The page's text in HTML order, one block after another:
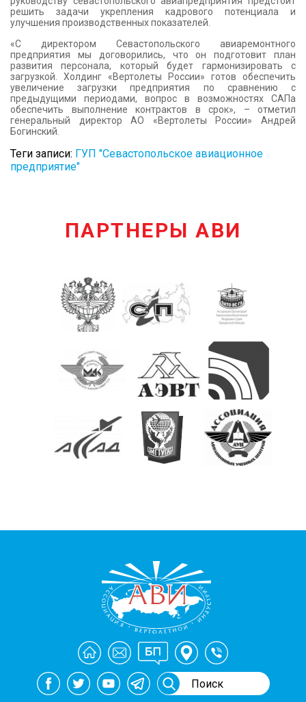
решить задачи укрепления кадрового потенциала и
улучшения производственных показателей.
«С директором Севастопольского авиаремонтного
предприятия мы договорились, что он подготовит план
развития персонала, который будет гармонизировать с
загрузкой. Холдинг «Вертолеты России» готов обеспечить
увеличение загрузки предприятия по сравнению с
предыдущими периодами, вопрос в возможностях САПа
обеспечить выполнение контрактов в срок», – отметил
генеральный директор АО «Вертолеты России» Андрей
Богинский.
Теги записи: ГУП "Севастопольское авиационное
предприятие"
ПАРТНЕРЫ АВИ